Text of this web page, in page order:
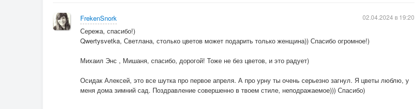
FrekenSnork
Сережа, спасибо!)
Qwertysvetka, Светлана, столько цветов может подарить только женщина)) Спасибо огромное!)
Михаил Энс , Мишаня, спасибо, дорогой! Тоже не без цветов, и это радует)
Осидак Алексей, это все шутка про первое апреля. А про урну ты очень серьезно загнул. Я цветы люблю, у
меня дома зимний сад. Поздравление совершенно в твоем стиле, неподражаемое))) Спасибо)
02.04.2024 в 19:20